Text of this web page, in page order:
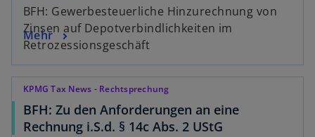
BFH: Gewerbesteuerliche Hinzurechnung von
Zinsen auf Depotverbindlichkeiten im
Retrozessionsgeschäft
Mehr
KPMG Tax News - Rechtsprechung
BFH: Zu den Anforderungen an eine
Rechnung i.S.d. § 14c Abs. 2 UStG